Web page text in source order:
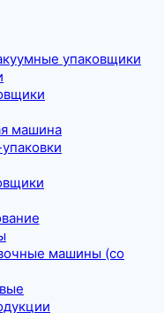
упаковщики
машина
машины (со